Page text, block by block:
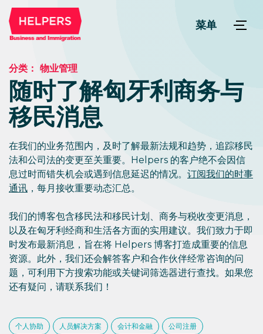
菜单
分类： 物业管理
随时了解匈牙利商务与
移民消息
在我们的业务范围内，及时了解最新法规和趋势，追踪移民
法和公司法的变更至关重要。Helpers 的客户绝不会因信
息过时而错失机会或遇到信息延迟的情况。 订阅我们的时事
通讯 ，每月接收重要动态汇总。
我们的博客包含移民法和移民计划、商务与税收变更消息，
以及在匈牙利经商和生活各方面的实用建议。我们致力于即
时发布最新消息，旨在将 Helpers 博客打造成重要的信息
资源。此外，我们还会解答客户和合作伙伴经常咨询的问
题，可利用下方搜索功能或关键词筛选器进行查找。如果您
还有疑问，请联系我们！
个人协助 人员解决方案 会计和金融 公司注册